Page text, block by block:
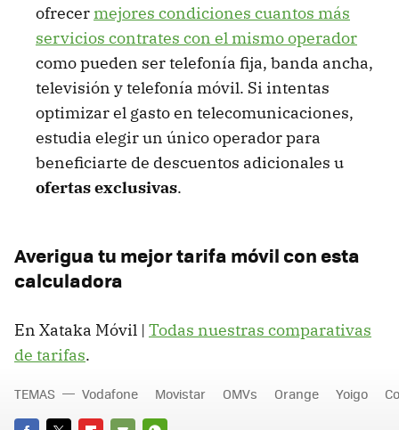
ofrecer mejores condiciones cuantos más
servicios contrates con el mismo operador
como pueden ser telefonía fija, banda ancha,
televisión y telefonía móvil. Si intentas
optimizar el gasto en telecomunicaciones,
estudia elegir un único operador para
beneficiarte de descuentos adicionales u
ofertas exclusivas.
Averigua tu mejor tarifa móvil con esta
calculadora
En Xataka Móvil | Todas nuestras comparativas
de tarifas.
TEMAS Vodafone Movistar OMVs Orange Yoigo